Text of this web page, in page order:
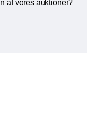
af vores auktioner?